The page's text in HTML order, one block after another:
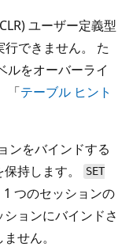
ユーザー定義型
行できません。 た
ルをオーバーライ
「テーブル ヒント
ンをバインドする
持します。
SET
1 つのセッションの
ョンにバインドさ
せん。